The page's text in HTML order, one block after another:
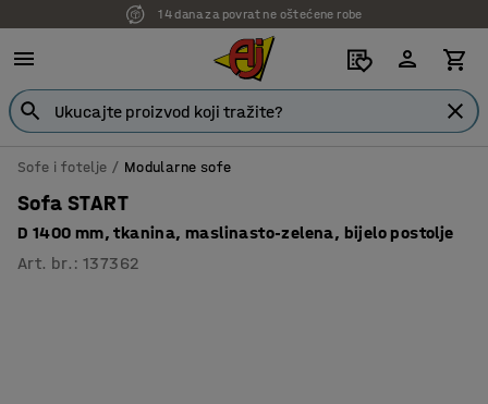
14 dana za povrat ne oštećene robe
Sofe i fotelje Modularne sofe
Sofa START
D 1400 mm, tkanina, maslinasto-zelena, bijelo postolje
Art. br. :137362